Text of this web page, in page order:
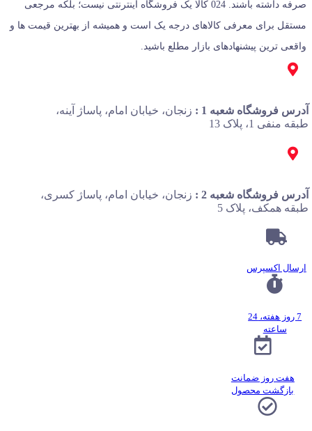
صرفه داشته باشند. 024 کالا یک فروشگاه اینترنتی نیست؛ بلکه مرجعی
مستقل برای معرفی کالاهای درجه یک است و همیشه از بهترین قیمت‌ ها و
واقعی‌ ترین پیشنهادهای بازار مطلع باشید.
آدرس فروشگاه شعبه 1 :
زنجان، خیابان امام، پاساژ آینه،
طبقه منفی 1، پلاک 13
آدرس فروشگاه شعبه 2 :
زنجان، خیابان امام، پاساژ کسری،
طبقه همکف، پلاک 5
ارسال اکسپرس
7 روز هفته، 24
ساعته
هفت روز ضمانت
بازگشت محصول